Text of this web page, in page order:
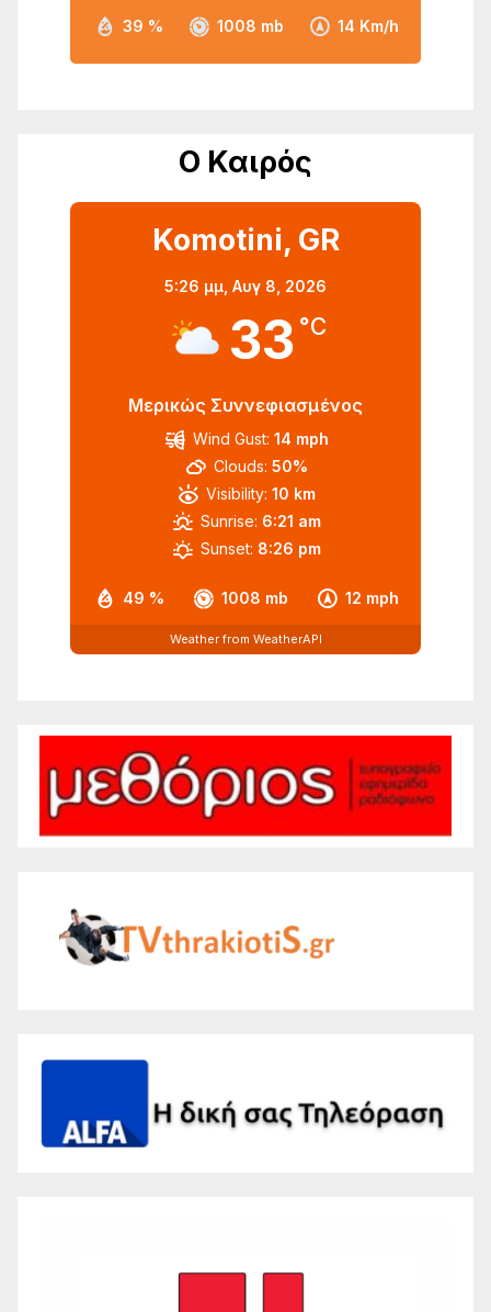
39 % 1008 mb 14 Km/h
Ο Καιρός
Komotini, GR
5:26 μμ, Αυγ 8, 2026
33 °C
Μερικώς Συννεφιασμένος
49 % 1008 mb 12 mph
Wind Gust: 14 mph
Clouds: 50%
Visibility: 10 km
Sunrise: 6:21 am
Sunset: 8:26 pm
Weather from WeatherAPI